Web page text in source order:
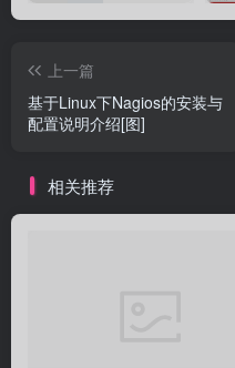
上一篇
基于Linux下Nagios的安装与
配置说明介绍[图]
相关推荐